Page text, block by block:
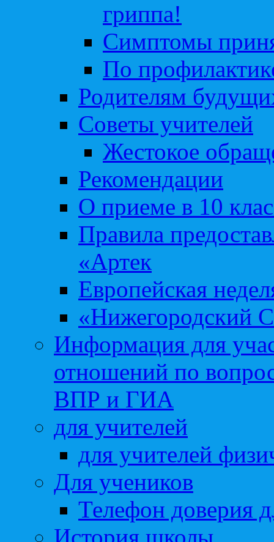
гриппа!
Симптомы
По
Родителям
Советы учителей
Жестокое
Рекомендации
О приеме в 10
Правила
«Артек
Европейская
«Нижегородский
Информация для
отношений по
ВПР и ГИА
для учителей
для учителей
Для учеников
Телефон доверия